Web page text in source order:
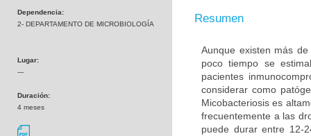
Dependencia:
2- DEPARTAMENTO DE MICROBIOLOGÍA
Lugar:
---
Duración:
4 meses
Resumen
Aunque existen más
poco tiempo se
pacientes
considerar como
Micobacteriosis es
frecuentemente a las
puede durar entre 12-